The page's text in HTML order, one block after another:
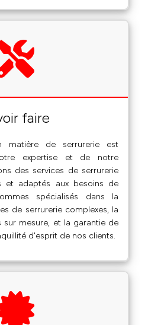
faire
matière de serrurerie est
expertise et de notre
des services de serrurerie
et adaptés aux besoins de
spécialisés dans la
de serrurerie complexes, la
mesure, et la garantie de
d'esprit de nos clients.